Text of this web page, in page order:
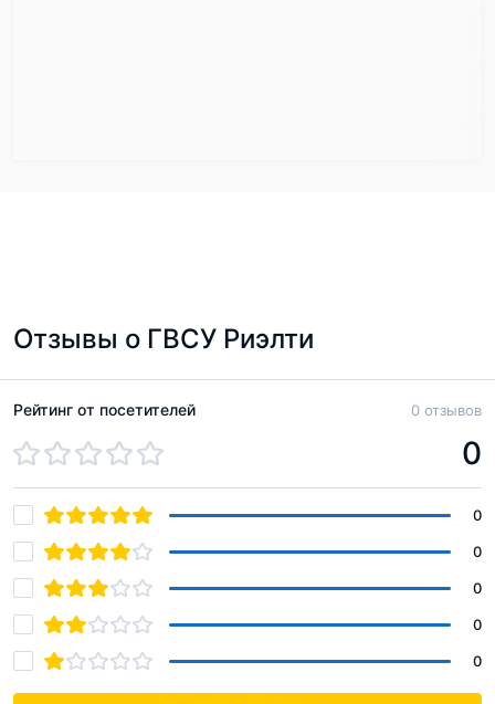
Отзывы о ГВСУ Риэлти
Рейтинг от посетителей 0 отзывов
0
0
0
0
0
0